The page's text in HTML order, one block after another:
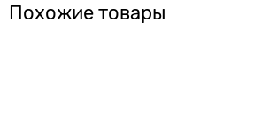
Похожие товары